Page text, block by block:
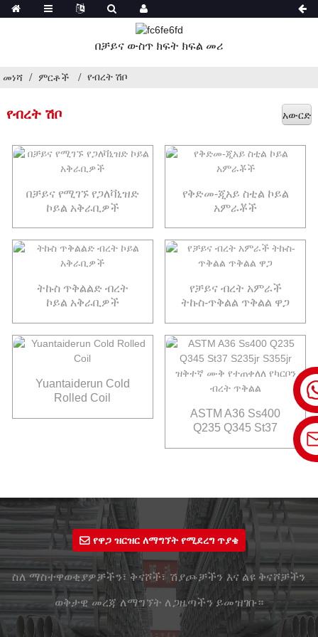
በቻይና ውስጥ ክፍት ክፍል መሪ
መነሻ ምርቶች የብረት ሽቦ
የብረት ሽቦ አውርድ
በቻይና የሚገኙ የጋለቫኒዝድ
ኮይል አቅራቢዎች
የቅድመ-ጂአይ ስቲል ኮይል
አምራቾች
ትኩስ ጥቅልልድ ብረት
ኮይል አቅራቢዎች
የቻይና ብረት አምራች
ትኩስ-ጥቅልል ጥቅልል ​​​​ዋጋ
Yuantaiderun Cold
Rolled Coil
ASTM A36 Ss400
Q235 Q345 St37
የዋጋ ዝርዝር ለማግኘት የሚደረግ ጥያቄ
ስለ ማስተዋወቂያዎቻችን፣ ቅናሾች፣ ሽያጮቻችን እና ልዩ ቅናሾቻችን
ወቅታዊ መረጃ ለማግኘት ለጋዜጣችን ይመዝገቡ።